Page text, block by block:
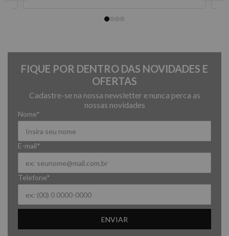
FIQUE POR DENTRO DAS NOVIDADES E
OFERTAS
Cadastre-se na nossa newsletter e nunca perca as
nossas novidades
Nome*
E-mail*
Telefone*
ENVIAR